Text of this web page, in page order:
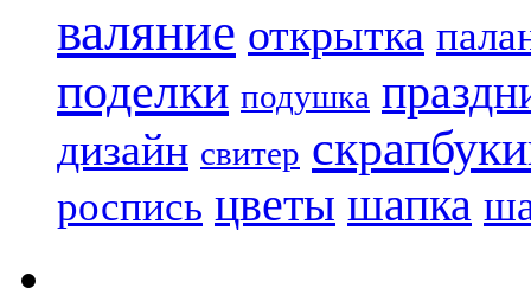
валяние открытка
поделки подушка
дизайн свитер
роспись цветы шапка